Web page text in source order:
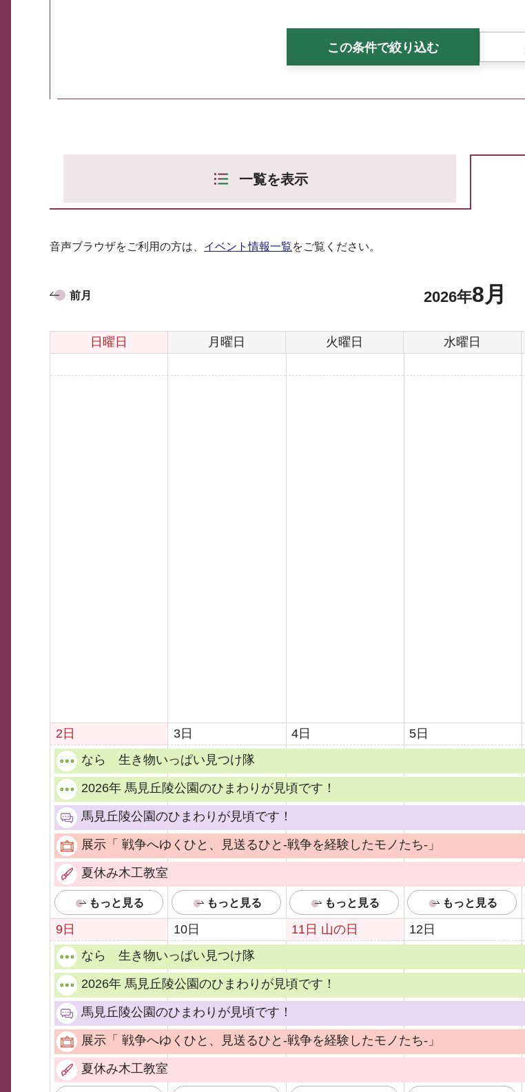
一覧を表示
音声ブラウザをご利用の方は、 イベント情報一覧をご覧ください。
前月 2026年8月
日曜日 月曜日 火曜日 水曜日
2日 3日 4日 5日
なら 生き物いっぱい見つけ隊
2026年 馬見丘陵公園のひまわりが見頃です！
馬見丘陵公園のひまわりが見頃です！
展示「 戦争へゆくひと、見送るひと-戦争を経験したモノたち-」
夏休み木工教室
もっと見る もっと見る もっと見る もっと見る
9日 10日 11日 山の日 12日
なら 生き物いっぱい見つけ隊
2026年 馬見丘陵公園のひまわりが見頃です！
馬見丘陵公園のひまわりが見頃です！
展示「 戦争へゆくひと、見送るひと-戦争を経験したモノたち-」
夏休み木工教室